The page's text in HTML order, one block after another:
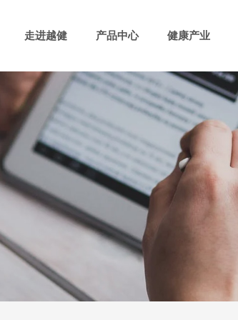
走进越健 产品中心 健康产业